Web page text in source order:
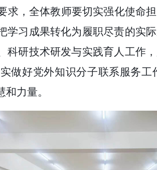
求，全体教师要切实强化使命
学习成果转化为履职尽责的实
科研技术研发与实践育人工作
做好党外知识分子联系服务
力量。